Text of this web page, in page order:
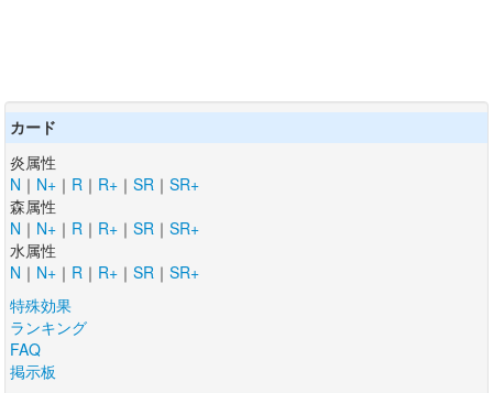
カード
炎属性
N ｜ N+ ｜ R ｜ R+ ｜ SR ｜ SR+
森属性
N ｜ N+ ｜ R ｜ R+ ｜ SR ｜ SR+
水属性
N ｜ N+ ｜ R ｜ R+ ｜ SR ｜ SR+
特殊効果
ランキング
FAQ
掲示板